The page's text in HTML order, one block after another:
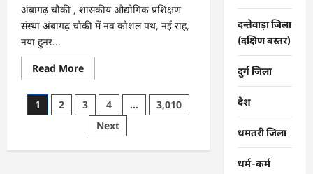
अंबागढ़ चौकी , शासकीय औद्योगिक प्रशिक्षण
संस्था अंबागढ़ चौकी में नव कौशल पथ, नई राह,
नया हुनर...
Read MoreRead
more
राजनांदगांव
:
विद्यार्थियों
नए
Posts
1 2 3 4 …
3,010
Next
दन्तेवाड़ा जिला
(दक्षिण बस्तर)
दुर्ग जिला
देश
धमतरी जिला
धर्म-कर्म